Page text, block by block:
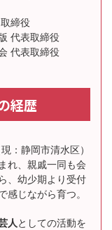
締役
代表取締役
代表取締役
経歴
：静岡市清水区）
れ、親戚一同も会
、幼少期より受付
感じながら育つ。
人 としての活動を